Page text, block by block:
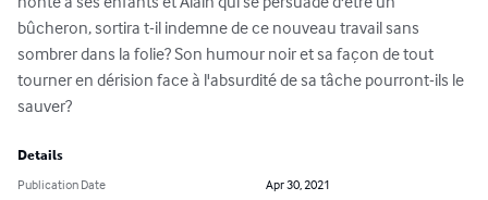
bûcheron, sortira t-il indemne de ce nouveau travail sans
sombrer dans la folie? Son humour noir et sa façon de tout
tourner en dérision face à l'absurdité de sa tâche pourront-ils le
sauver?
Details
Publication Date
Apr 30, 2021